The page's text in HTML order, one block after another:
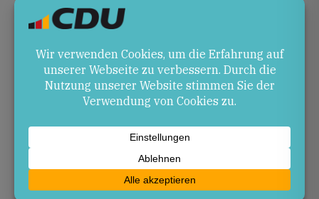
Ausblick
Das Gesetz tritt zum 1. Januar 2026 in Kraft. Die
Bundesregierung kann durch Rechtsverordnungen
Details zur Durchführung der Wehrerfassung und
Musterung regeln. Beobachtet werden sollte
Akzeptanz in der jungen Generation.
Quellen